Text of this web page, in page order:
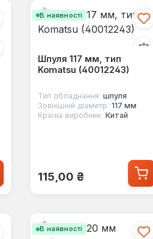
В наявності
Шпуля 117 мм, тип
Komatsu (40012243)
Тип обладнання: шпуля
Зовнішній діаметр: 117 мм
Країна виробник: Китай
Звичайна ціна:
115,00 ₴
В наявності